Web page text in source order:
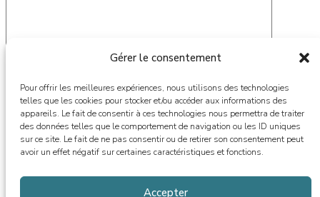
Gérer le consentement
Pour offrir les meilleures expériences, nous utilisons des technologies
telles que les cookies pour stocker et/ou accéder aux informations des
appareils. Le fait de consentir à ces technologies nous permettra de traiter
des données telles que le comportement de navigation ou les ID uniques
sur ce site. Le fait de ne pas consentir ou de retirer son consentement peut
avoir un effet négatif sur certaines caractéristiques et fonctions.
Accepter
Nom*